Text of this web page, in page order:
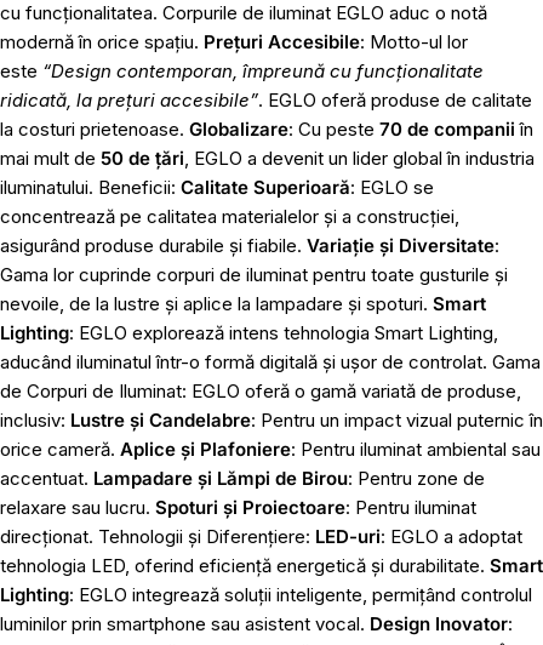
cu funcționalitatea. Corpurile de iluminat EGLO aduc o notă
modernă în orice spațiu. Prețuri Accesibile: Motto-ul lor
este “Design contemporan, împreună cu funcționalitate
ridicată, la prețuri accesibile”. EGLO oferă produse de calitate
la costuri prietenoase. Globalizare: Cu peste 70 de companii în
mai mult de 50 de țări, EGLO a devenit un lider global în industria
iluminatului. Beneficii: Calitate Superioară: EGLO se
concentrează pe calitatea materialelor și a construcției,
asigurând produse durabile și fiabile. Variație și Diversitate:
Gama lor cuprinde corpuri de iluminat pentru toate gusturile și
nevoile, de la lustre și aplice la lampadare și spoturi. Smart
Lighting: EGLO explorează intens tehnologia Smart Lighting,
aducând iluminatul într-o formă digitală și ușor de controlat. Gama
de Corpuri de Iluminat: EGLO oferă o gamă variată de produse,
inclusiv: Lustre și Candelabre: Pentru un impact vizual puternic în
orice cameră. Aplice și Plafoniere: Pentru iluminat ambiental sau
accentuat. Lampadare și Lămpi de Birou: Pentru zone de
relaxare sau lucru. Spoturi și Proiectoare: Pentru iluminat
direcționat. Tehnologii și Diferențiere: LED-uri: EGLO a adoptat
tehnologia LED, oferind eficiență energetică și durabilitate. Smart
Lighting: EGLO integrează soluții inteligente, permițând controlul
luminilor prin smartphone sau asistent vocal. Design Inovator: